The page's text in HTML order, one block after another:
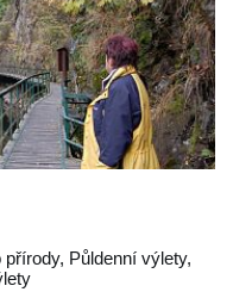
Půldenní výlety,